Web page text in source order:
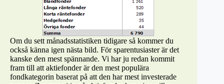
Om du sett månadsstatistiken tidigare så kommer du
också känna igen nästa bild. För sparentusiaster är det
kanske den mest spännande. Vi har ju redan kommit
fram till att aktiefonder är den mest populära
fondkategorin baserat på att den har mest investerade